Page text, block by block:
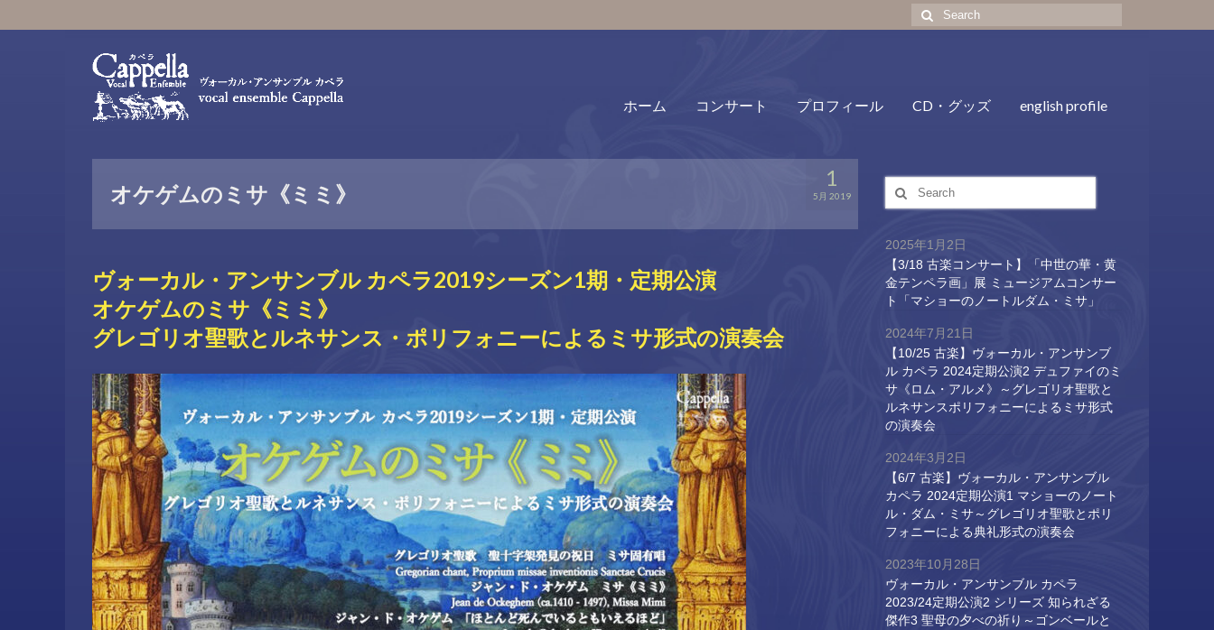
Search
for:
ホーム コンサート プロフィール CD・グッズ english profile
1
5月 2019
オケゲムのミサ《ミミ》
ヴォーカル・アンサンブル カペラ2019シーズン1期・定期公演
オケゲムのミサ《ミミ》
グレゴリオ聖歌とルネサンス・ポリフォニーによるミサ形式の演奏会
Search
for:
【3/18 古楽コンサート】「中世の華・黄
金テンペラ画」展 ミュージアムコンサー
ト「マショーのノートルダム・ミサ」
2025年1月2日
【10/25 古楽】ヴォーカル・アンサンブ
ル カペラ 2024定期公演2 デュファイのミ
サ《ロム・アルメ》～グレゴリオ聖歌と
ルネサンスポリフォニーによるミサ形式
の演奏会
2024年7月21日
【6/7 古楽】ヴォーカル・アンサンブル
カペラ 2024定期公演1 マショーのノート
ル・ダム・ミサ～グレゴリオ聖歌とポリ
フォニーによる典礼形式の演奏会
2024年3月2日
ヴォーカル・アンサンブル カペラ
2023/24定期公演2 シリーズ 知られざる
傑作3 聖母の夕べの祈り～ゴンベールと
2023年10月28日